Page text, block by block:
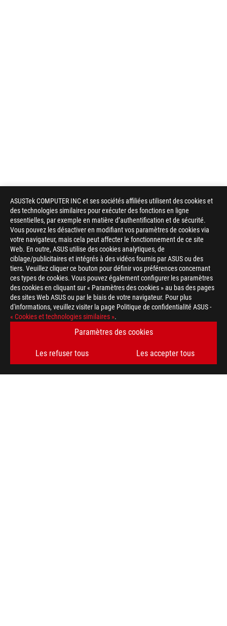
ASUSTek COMPUTER INC et ses sociétés affiliées utilisent des cookies et
des technologies similaires pour exécuter des fonctions en ligne
essentielles, par exemple en matière d’authentification et de sécurité.
Vous pouvez les désactiver en modifiant vos paramètres de cookies via
votre navigateur, mais cela peut affecter le fonctionnement de ce site
Web. En outre, ASUS utilise des cookies analytiques, de
ciblage/publicitaires et intégrés à des vidéos fournis par ASUS ou des
tiers. Veuillez cliquer ce bouton pour définir vos préférences concernant
ces types de cookies. Vous pouvez également configurer les paramètres
des cookies en cliquant sur « Paramètres des cookies » au bas des pages
des sites Web ASUS ou par le biais de votre navigateur. Pour plus
d'informations, veuillez visiter la page Politique de confidentialité ASUS -
« Cookies et technologies similaires ».
Paramètres des cookies
Les refuser tous Les accepter tous
commerciales et des marques déposées de HDMI Licensing
Le prix ASUS Store affiché est donné à titre indicatif et
caractéristiques du produit et les accessoires présentés